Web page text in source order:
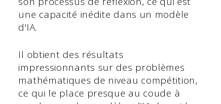
une capacité inédite dans un modèle
d'IA.
Il obtient des résultats
impressionnants sur des problèmes
mathématiques de niveau compétition,
ce qui le place presque au coude à